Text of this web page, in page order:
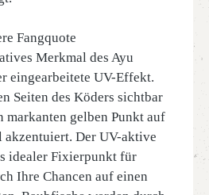
Fangquote
Merkmal des Ayu
eingearbeitete UV-Effekt.
Seiten des Köders sichtbar
markanten gelben Punkt auf
akzentuiert. Der UV-aktive
idealer Fixierpunkt für
Ihre Chancen auf einen